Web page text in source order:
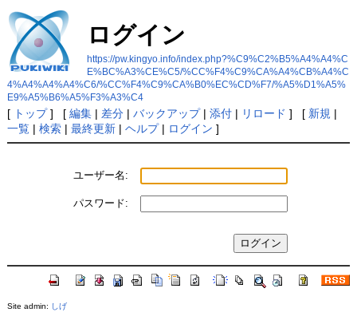
ログイン
https://pw.kingyo.info/index.php?%C9%C2%B5%A4%A4%C
E%BC%A3%CE%C5/%CC%F4%C9%CA%A4%CB%A4%C
4%A4%A4%A4%C6/%CC%F4%C9%CA%B0%EC%CD%F7/%A5%D1%A5%
E9%A5%B6%A5%F3%A3%C4
[ トップ] [ 編集| 差分| バックアップ| 添付| リロード ] [ 新規 |
一覧| 検索| 最終更新| ヘルプ| ログイン ]
ユーザー名:
パスワード:
Site admin: しげ